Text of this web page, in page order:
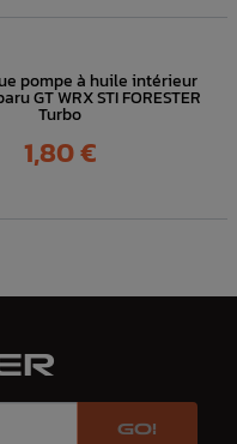
pompe à huile intérieur
GT WRX STI FORESTER
Turbo
Prix
1,80 €
GO!